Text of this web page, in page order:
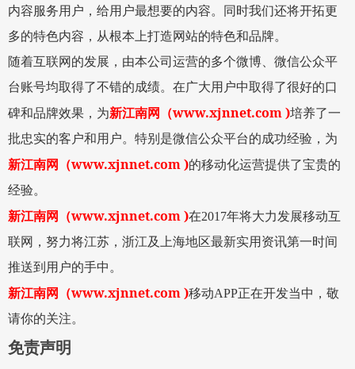
内容服务用户，给用户最想要的内容。同时我们还将开拓更
多的特色内容，从根本上打造网站的特色和品牌。
随着互联网的发展，由本公司运营的多个微博、微信公众平
台账号均取得了不错的成绩。在广大用户中取得了很好的口
碑和品牌效果，为新江南网 （www.xjnnet.com )培养了一
批忠实的客户和用户。特别是微信公众平台的成功经验，为
新江南网
（www.xjnnet.com )的移动化运营提供了宝贵的
经验。
新江南网
（www.xjnnet.com )在2017年将大力发展移动互
联网，努力将江苏，浙江及上海地区最新实用资讯第一时间
推送到用户的手中。
新江南网
（www.xjnnet.com )移动APP正在开发当中，敬
请你的关注。
免责声明